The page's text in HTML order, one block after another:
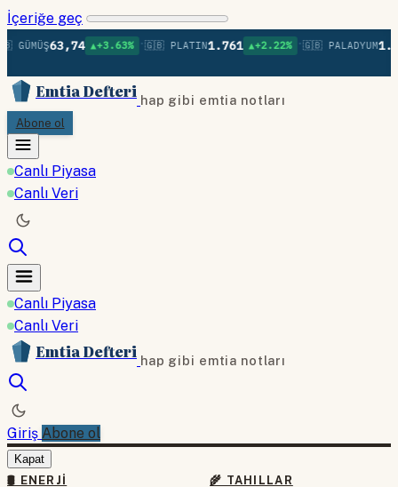
İçeriğe geç
63,74 ▲+3.63% •🇬🇧 PLATIN1.761 ▲+2.22% •🇬🇧 PALADYUM
Emtia Defteri hap gibi emtia notları
Abone ol
Canlı Piyasa
Canlı Veri
Canlı Piyasa
Canlı Veri
Emtia Defteri hap gibi emtia notları
Giriş Abone ol
Kapat
🛢 ENERJI
🌾 TAHILLAR